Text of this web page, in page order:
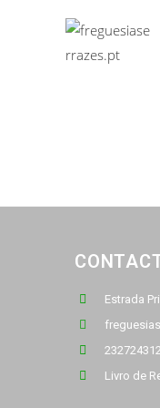
Estrada
Livro de